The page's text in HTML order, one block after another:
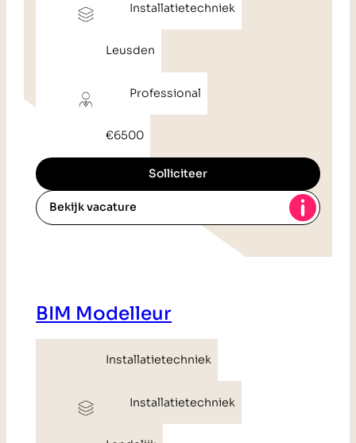
Installatietechniek
Leusden
Professional
€6500
Solliciteer
Bekijk vacature
BIM Modelleur
Installatietechniek
Installatietechniek